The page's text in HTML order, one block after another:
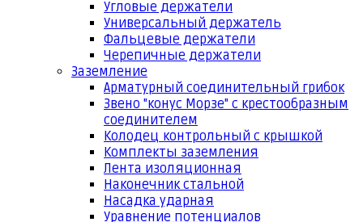
Угловые держатели
Универсальный держатель
Фальцевые держатели
Черепичные держатели
Заземление
Арматурный соединительный грибок
Звено "конус Морзе" с крестообразным
соединителем
Колодец контрольный с крышкой
Комплекты заземления
Лента изоляционная
Наконечник стальной
Насадка ударная
Уравнение потенциалов